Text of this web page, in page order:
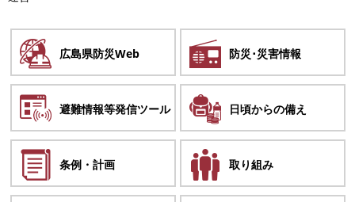
広島県防災Web 防災･災害情報
避難情報等発信ツール 日頃からの備え
条例・計画 取り組み